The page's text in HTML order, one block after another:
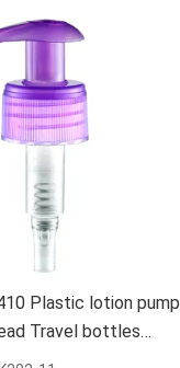
Plastic lotion pump
Travel bottles
Pompkop